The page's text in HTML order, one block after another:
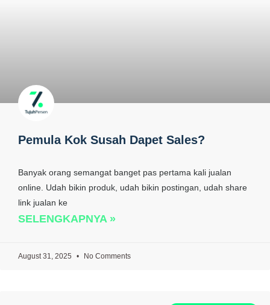
Pemula Kok Susah Dapet Sales?
Banyak orang semangat banget pas pertama kali jualan
online. Udah bikin produk, udah bikin postingan, udah share
link jualan ke
SELENGKAPNYA »
August 31, 2025 No Comments